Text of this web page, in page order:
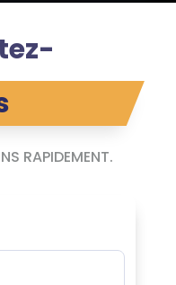
RAPIDEMENT.